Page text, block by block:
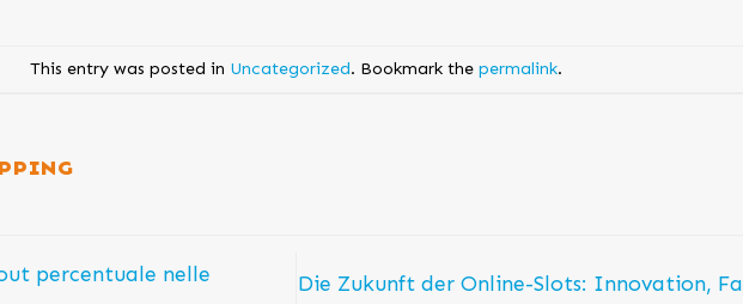
This entry was posted in Uncategorized. Bookmark the permalink.
percentuale nelle
Die Zukunft der Online-Slots: Innovation,